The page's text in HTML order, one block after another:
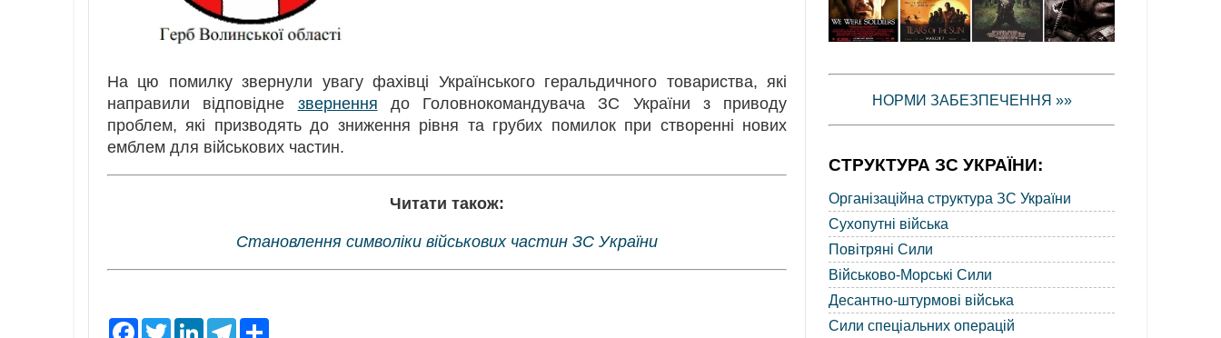
На цю помилку звернули увагу фахівці Українського геральдичного товариства, які
направили відповідне звернення до Головнокомандувача ЗС України з приводу
проблем, які призводять до зниження рівня та грубих помилок при створенні нових
емблем для військових частин.
Читати також:
Становлення символіки військових частин ЗС України
F
T
L
T
НОРМИ ЗАБЕЗПЕЧЕННЯ »»
СТРУКТУРА ЗС УКРАЇНИ:
Організаційна структура ЗС України
Сухопутні війська
Повітряні Сили
Військово-Морські Сили
Десантно-штурмові війська
Сили спеціальних операцій